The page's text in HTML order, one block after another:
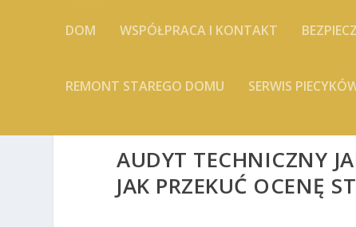
DOM WSPÓŁPRACA I KONTAKT
REMONT STAREGO DOMU SERWIS
AUDYT TECHNICZNY
JAK PRZEKUĆ OCENĘ